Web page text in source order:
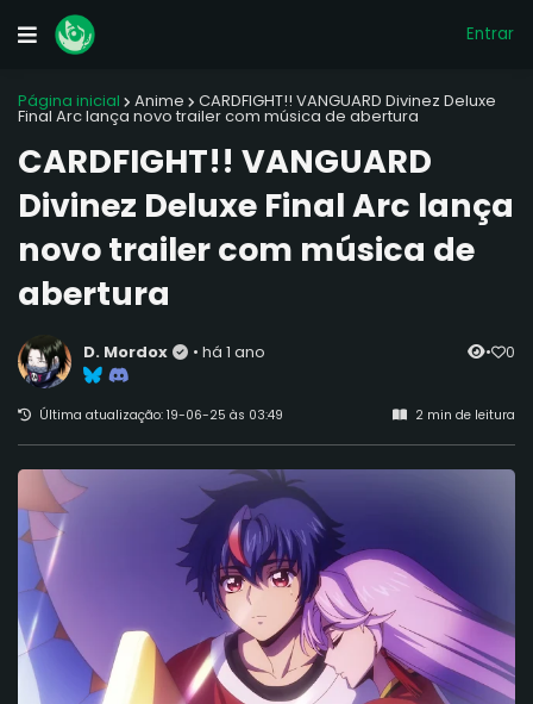
Entrar
Página inicial Anime CARDFIGHT!! VANGUARD Divinez Deluxe
Final Arc lança novo trailer com música de abertura
CARDFIGHT!! VANGUARD
Divinez Deluxe Final Arc lança
novo trailer com música de
abertura
D. Mordox • há 1 ano • 0
Última atualização: 19-06-25 às 03:49 2 min de leitura